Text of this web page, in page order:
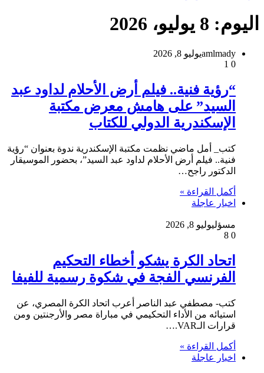
اليوم: 8 يوليو، 2026
amlmadyيوليو 8, 2026
0
“رؤية فنية.. فيلم أرض الأحلام لداود عبد
السيد” على هامش معرض مكتبة
الإسكندرية الدولي للكتاب
كتب_ أمل ماضي نظمت مكتبة الإسكندرية ندوة بعنوان “رؤية
فنية.. فيلم أرض الأحلام لداود عبد السيد”، بحضور الموسيقار
الدكتور راجح…
أكمل القراءة »
اخبار عاجلة
مسؤليوليو 8, 2026
0
اتحاد الكرة يشكو أخطاء التحكيم
الفرنسي الفجة في شكوة رسمية للفيفا
كتب- مصطفي عبد الناصر أعرب اتحاد الكرة المصري، عن
استيائه من الأداء التحكيمي في مباراة مصر والأرجنتين ومن
قرارات الـVAR.…
أكمل القراءة »
اخبار عاجلة